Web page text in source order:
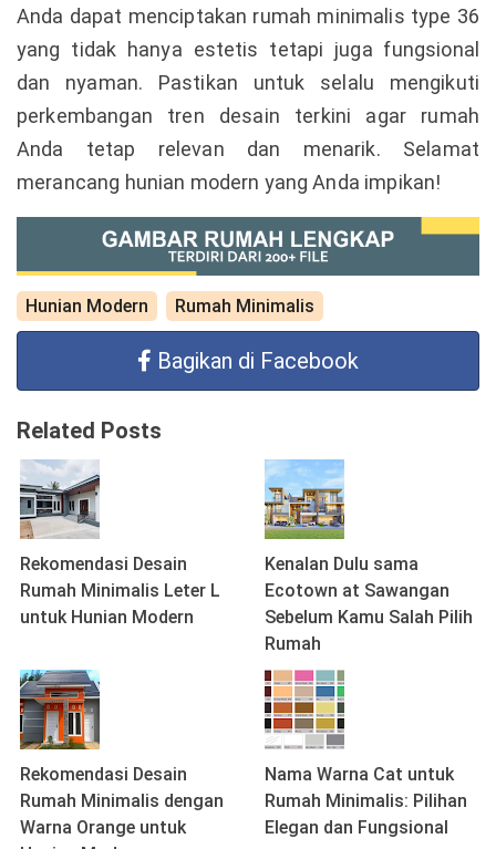
Anda dapat menciptakan rumah minimalis type 36
yang tidak hanya estetis tetapi juga fungsional
dan nyaman. Pastikan untuk selalu mengikuti
perkembangan tren desain terkini agar rumah
Anda tetap relevan dan menarik. Selamat
merancang hunian modern yang Anda impikan!
Hunian Modern Rumah Minimalis
Bagikan di Facebook
Related Posts
Rekomendasi Desain
Rumah Minimalis Leter L
untuk Hunian Modern
Kenalan Dulu sama
Ecotown at Sawangan
Sebelum Kamu Salah Pilih
Rumah
Rekomendasi Desain
Rumah Minimalis dengan
Warna Orange untuk
Nama Warna Cat untuk
Rumah Minimalis: Pilihan
Elegan dan Fungsional